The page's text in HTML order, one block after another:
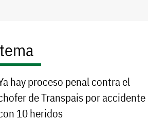
hay proceso penal contra el
de Transpais por accidente
10 heridos